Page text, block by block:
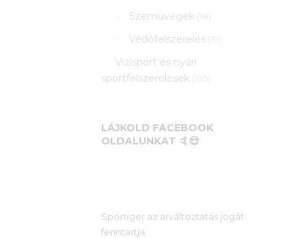
Szemüvegek (18)
Védőfelszerelés (19)
Vízisport és nyári
sportfelszerelések (195)
LÁJKOLD FACEBOOK
OLDALUNKAT 🤙😎
Sportiger az árváltoztatás jogát
fenntartja.